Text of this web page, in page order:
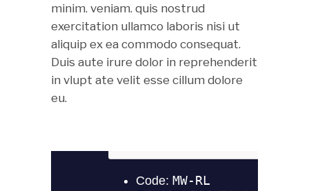
minim. veniam. quis nostrud
exercitation ullamco laboris nisi ut
aliquip ex ea commodo consequat.
Duis aute irure dolor in reprehenderit
in vlupt ate velit esse cillum dolore
eu.